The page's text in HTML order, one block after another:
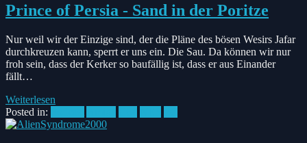
Prince of Persia - Sand in der Poritze
Nur weil wir der Einzige sind, der die Pläne des bösen Wesirs Jafar
durchkreuzen kann, sperrt er uns ein. Die Sau. Da können wir nur
froh sein, dass der Kerker so baufällig ist, dass er aus Einander
fällt…
Weiterlesen
Posted in: